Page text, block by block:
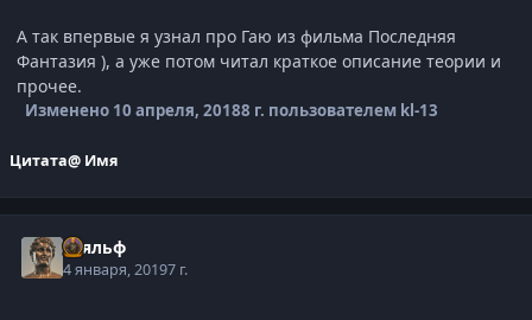
А так впервые я узнал про Гаю из фильма Последняя
Фантазия ), а уже потом читал краткое описание теории и
прочее.
Изменено 10 апреля, 20188 г. пользователем kl-13
Цитата@ Имя
Тьяльф
4 января, 20197 г.